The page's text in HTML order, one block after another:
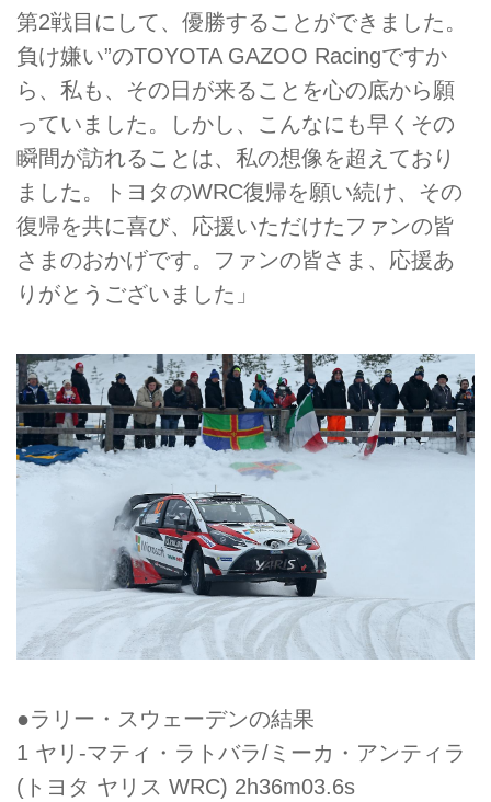
第2戦目にして、優勝することができました。
負け嫌い”のTOYOTA GAZOO Racingですか
ら、私も、その日が来ることを心の底から願
っていました。しかし、こんなにも早くその
瞬間が訪れることは、私の想像を超えており
ました。トヨタのWRC復帰を願い続け、その
復帰を共に喜び、応援いただけたファンの皆
さまのおかげです。ファンの皆さま、応援あ
りがとうございました」
●ラリー・スウェーデンの結果
1 ヤリ-マティ・ラトバラ/ミーカ・アンティラ
(トヨタ ヤリス WRC) 2h36m03.6s